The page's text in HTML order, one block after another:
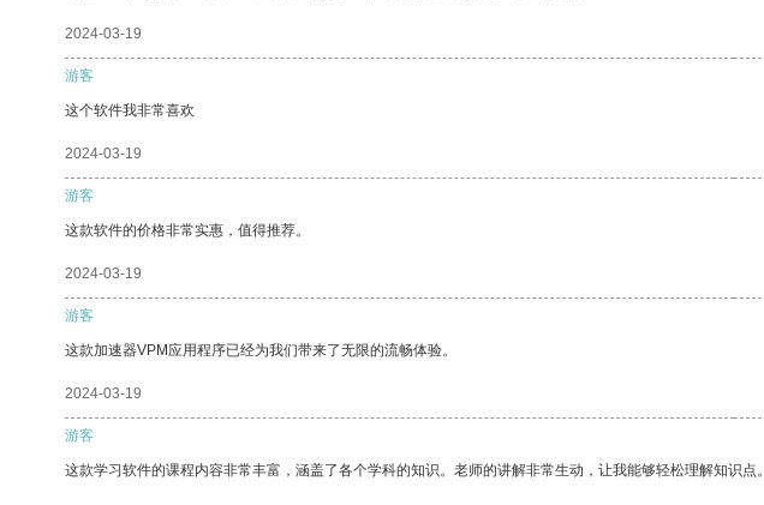
2024-03-19
游客
这个软件我非常喜欢
2024-03-19
游客
这款软件的价格非常实惠，值得推荐。
2024-03-19
游客
这款加速器VPM应用程序已经为我们带来了无限的流畅体验。
2024-03-19
游客
这款学习软件的课程内容非常丰富，涵盖了各个学科的知识。老师的讲解非常生动，让我能够轻松理解知识点。